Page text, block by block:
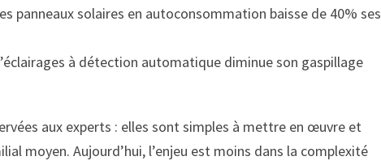
panneaux solaires en autoconsommation baisse de 40% ses
à détection automatique diminue son gaspillage
aux experts : elles sont simples à mettre en œuvre et
moyen. Aujourd’hui, l’enjeu est moins dans la complexité